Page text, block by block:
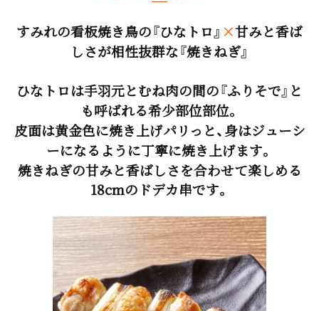
すみれの看板焼き鳥の『ひなトロ』 ×甘みと香ば
しさが相性抜群な『焼きねぎ』
ひなトロは手羽元とむね肉の間の『ふりそで』と
も呼ばれる希少部位部位。
皮面は黄金色に焼き上げパリっと、身はジューシ
ーになるように丁寧に焼き上げます。
焼きねぎの甘みと香ばしさを合わせて楽しめる
18cmのドデカ串です。